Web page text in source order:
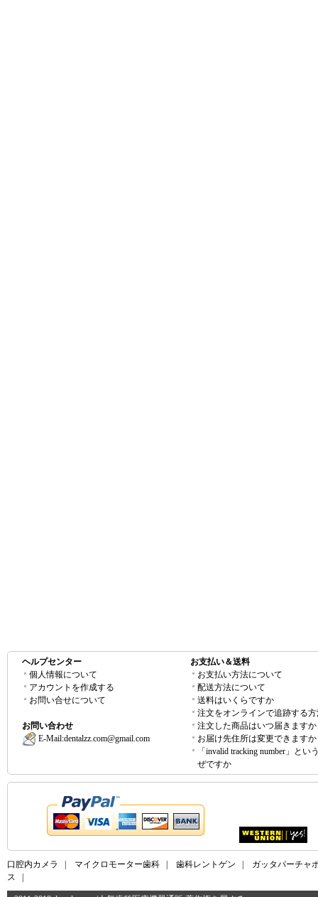
ヘルプセンター
個人情報について
アカウントを作成する
お問い合せについて
お問い合わせ
E-Mail:dentalzz.com@gmail.com
お支払い＆送料
お支払い方法について
配送方法について
送料はいくらですか
注文をオンラインで追跡する
注文した商品はいつ届きますか
お届け先住所は変更できますか
「invalid tracking number」とい
ぜですか
口腔内カメラ マイクロモーター歯科 歯科レントゲン
ガッタパーチャ
ス